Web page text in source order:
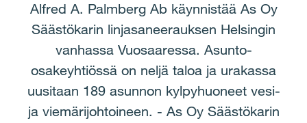
Alfred A. Palmberg Ab käynnistää As Oy
Säästökarin linjasaneerauksen Helsingin
vanhassa Vuosaaressa. Asunto-
osakeyhtiössä on neljä taloa ja urakassa
uusitaan 189 asunnon kylpyhuoneet vesi-
ja viemärijohtoineen. - As Oy Säästökarin